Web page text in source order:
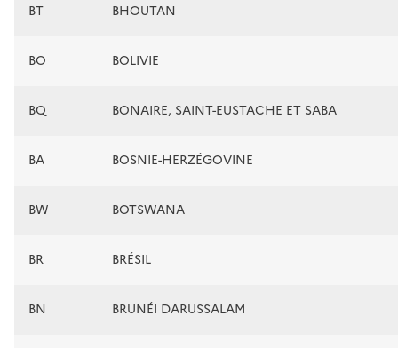
BT BHOUTAN
BO BOLIVIE
BQ BONAIRE, SAINT-EUSTACHE ET SABA
BA BOSNIE-HERZÉGOVINE
BW BOTSWANA
BR BRÉSIL
BN BRUNÉI DARUSSALAM